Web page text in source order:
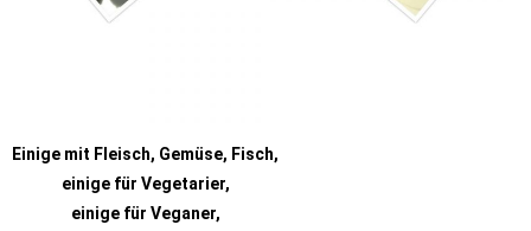
Einige mit Fleisch, Gemüse, Fisch,
einige für Vegetarier,
einige für Veganer,